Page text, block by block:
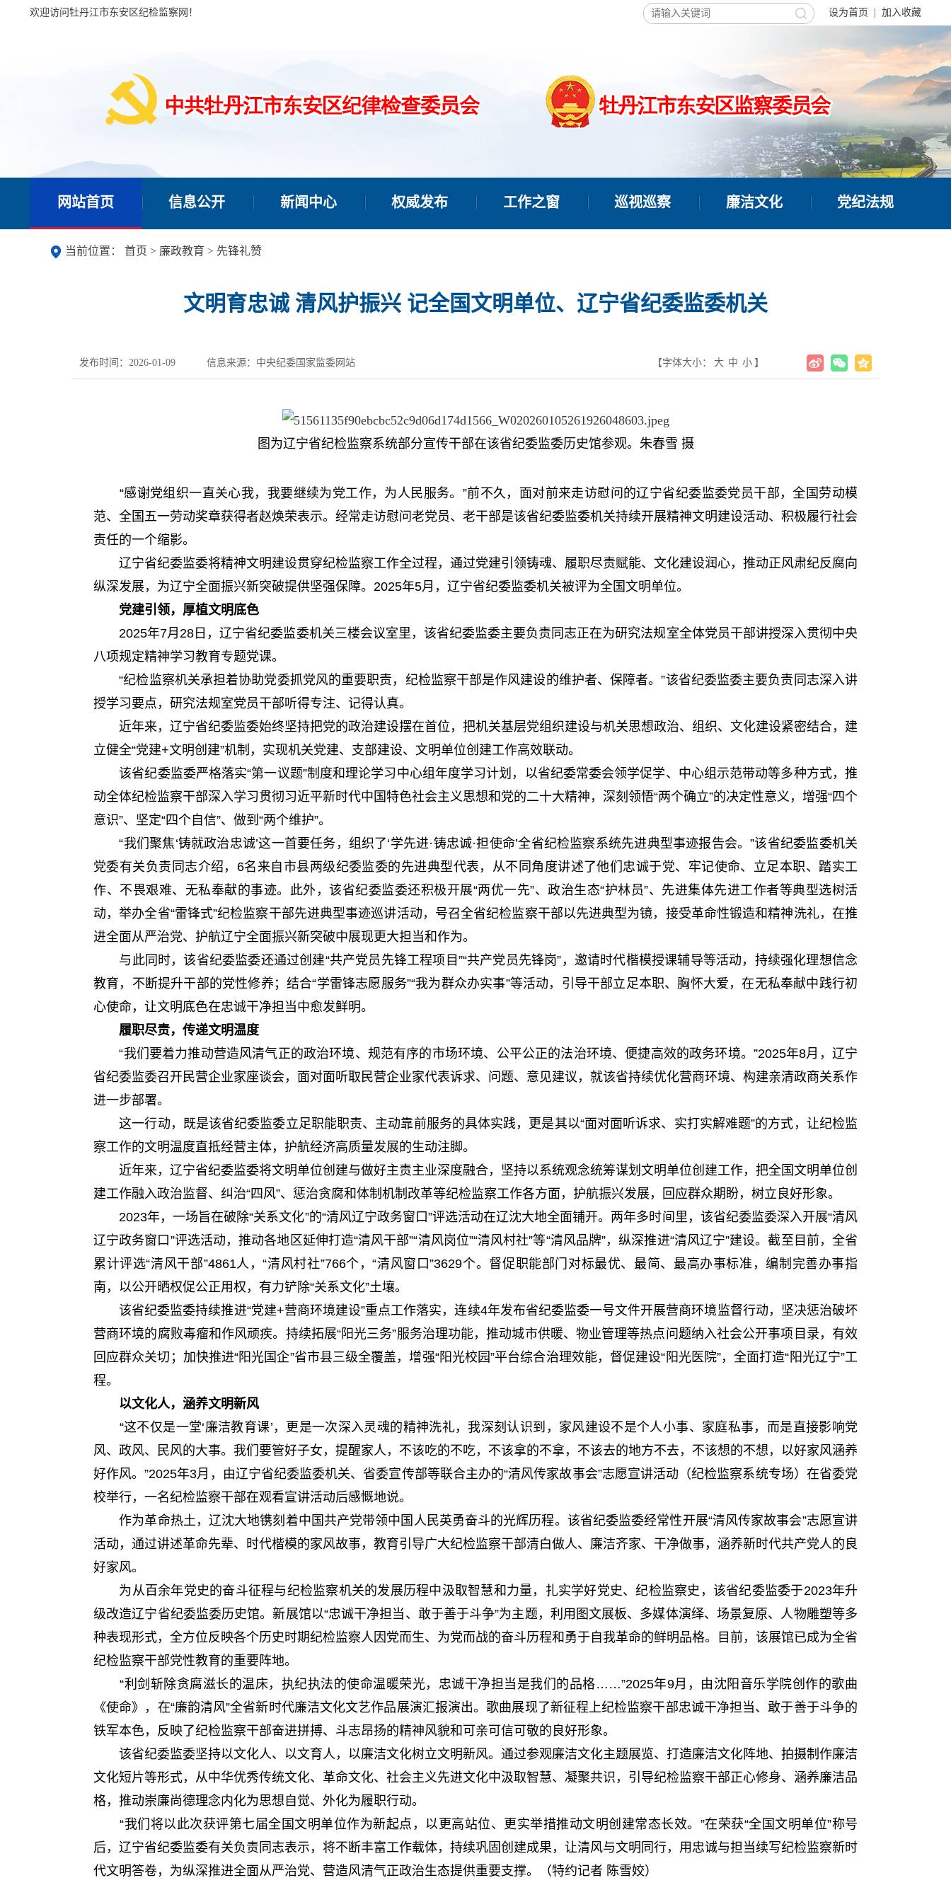
欢迎访问牡丹江市东安区纪检监察网！ 设为首页 加入收藏
网站首页 信息公开 新闻中心 权威发布 工作之窗 巡视巡察 廉洁文化 党纪法规
当前位置： 首页 > 廉政教育 > 先锋礼赞
文明育忠诚 清风护振兴 记全国文明单位、辽宁省纪委监委机关
发布时间：2026-01-09 信息来源：中央纪委国家监委网站 【字体大小： 大 中 小 】
图为辽宁省纪检监察系统部分宣传干部在该省纪委监委历史馆参观。朱春雪 摄
“感谢党组织一直关心我，我要继续为党工作，为人民服务。”前不久，面对前来走访慰问的辽宁省纪委监委党员干部，全国劳动模
范、全国五一劳动奖章获得者赵焕荣表示。经常走访慰问老党员、老干部是该省纪委监委机关持续开展精神文明建设活动、积极履行社会
责任的一个缩影。
辽宁省纪委监委将精神文明建设贯穿纪检监察工作全过程，通过党建引领铸魂、履职尽责赋能、文化建设润心，推动正风肃纪反腐向
纵深发展，为辽宁全面振兴新突破提供坚强保障。2025年5月，辽宁省纪委监委机关被评为全国文明单位。
党建引领，厚植文明底色
2025年7月28日，辽宁省纪委监委机关三楼会议室里，该省纪委监委主要负责同志正在为研究法规室全体党员干部讲授深入贯彻中央
八项规定精神学习教育专题党课。
“纪检监察机关承担着协助党委抓党风的重要职责，纪检监察干部是作风建设的维护者、保障者。”该省纪委监委主要负责同志深入讲
授学习要点，研究法规室党员干部听得专注、记得认真。
近年来，辽宁省纪委监委始终坚持把党的政治建设摆在首位，把机关基层党组织建设与机关思想政治、组织、文化建设紧密结合，建
立健全“党建+文明创建”机制，实现机关党建、支部建设、文明单位创建工作高效联动。
该省纪委监委严格落实“第一议题”制度和理论学习中心组年度学习计划，以省纪委常委会领学促学、中心组示范带动等多种方式，推
动全体纪检监察干部深入学习贯彻习近平新时代中国特色社会主义思想和党的二十大精神，深刻领悟“两个确立”的决定性意义，增强“四个
意识”、坚定“四个自信”、做到“两个维护”。
“我们聚焦‘铸就政治忠诚’这一首要任务，组织了‘学先进·铸忠诚·担使命’全省纪检监察系统先进典型事迹报告会。”该省纪委监委机关
党委有关负责同志介绍，6名来自市县两级纪委监委的先进典型代表，从不同角度讲述了他们忠诚于党、牢记使命、立足本职、踏实工
作、不畏艰难、无私奉献的事迹。此外，该省纪委监委还积极开展“两优一先”、政治生态“护林员”、先进集体先进工作者等典型选树活
动，举办全省“雷锋式”纪检监察干部先进典型事迹巡讲活动，号召全省纪检监察干部以先进典型为镜，接受革命性锻造和精神洗礼，在推
进全面从严治党、护航辽宁全面振兴新突破中展现更大担当和作为。
与此同时，该省纪委监委还通过创建“共产党员先锋工程项目”“共产党员先锋岗”，邀请时代楷模授课辅导等活动，持续强化理想信念
教育，不断提升干部的党性修养；结合“学雷锋志愿服务”“我为群众办实事”等活动，引导干部立足本职、胸怀大爱，在无私奉献中践行初
心使命，让文明底色在忠诚干净担当中愈发鲜明。
履职尽责，传递文明温度
“我们要着力推动营造风清气正的政治环境、规范有序的市场环境、公平公正的法治环境、便捷高效的政务环境。”2025年8月，辽宁
省纪委监委召开民营企业家座谈会，面对面听取民营企业家代表诉求、问题、意见建议，就该省持续优化营商环境、构建亲清政商关系作
进一步部署。
这一行动，既是该省纪委监委立足职能职责、主动靠前服务的具体实践，更是其以“面对面听诉求、实打实解难题”的方式，让纪检监
察工作的文明温度直抵经营主体，护航经济高质量发展的生动注脚。
近年来，辽宁省纪委监委将文明单位创建与做好主责主业深度融合，坚持以系统观念统筹谋划文明单位创建工作，把全国文明单位创
建工作融入政治监督、纠治“四风”、惩治贪腐和体制机制改革等纪检监察工作各方面，护航振兴发展，回应群众期盼，树立良好形象。
2023年，一场旨在破除“关系文化”的“清风辽宁政务窗口”评选活动在辽沈大地全面铺开。两年多时间里，该省纪委监委深入开展“清风
辽宁政务窗口”评选活动，推动各地区延伸打造“清风干部”“清风岗位”“清风村社”等“清风品牌”，纵深推进“清风辽宁”建设。截至目前，全省
累计评选“清风干部”4861人，“清风村社”766个，“清风窗口”3629个。督促职能部门对标最优、最简、最高办事标准，编制完善办事指
南，以公开晒权促公正用权，有力铲除“关系文化”土壤。
该省纪委监委持续推进“党建+营商环境建设”重点工作落实，连续4年发布省纪委监委一号文件开展营商环境监督行动，坚决惩治破坏
营商环境的腐败毒瘤和作风顽疾。持续拓展“阳光三务”服务治理功能，推动城市供暖、物业管理等热点问题纳入社会公开事项目录，有效
回应群众关切；加快推进“阳光国企”省市县三级全覆盖，增强“阳光校园”平台综合治理效能，督促建设“阳光医院”，全面打造“阳光辽宁”工
程。
以文化人，涵养文明新风
“这不仅是一堂‘廉洁教育课’，更是一次深入灵魂的精神洗礼，我深刻认识到，家风建设不是个人小事、家庭私事，而是直接影响党
风、政风、民风的大事。我们要管好子女，提醒家人，不该吃的不吃，不该拿的不拿，不该去的地方不去，不该想的不想，以好家风涵养
好作风。”2025年3月，由辽宁省纪委监委机关、省委宣传部等联合主办的“清风传家故事会”志愿宣讲活动（纪检监察系统专场）在省委党
校举行，一名纪检监察干部在观看宣讲活动后感慨地说。
作为革命热土，辽沈大地镌刻着中国共产党带领中国人民英勇奋斗的光辉历程。该省纪委监委经常性开展“清风传家故事会”志愿宣讲
活动，通过讲述革命先辈、时代楷模的家风故事，教育引导广大纪检监察干部清白做人、廉洁齐家、干净做事，涵养新时代共产党人的良
好家风。
为从百余年党史的奋斗征程与纪检监察机关的发展历程中汲取智慧和力量，扎实学好党史、纪检监察史，该省纪委监委于2023年升
级改造辽宁省纪委监委历史馆。新展馆以“忠诚干净担当、敢于善于斗争”为主题，利用图文展板、多媒体演绎、场景复原、人物雕塑等多
种表现形式，全方位反映各个历史时期纪检监察人因党而生、为党而战的奋斗历程和勇于自我革命的鲜明品格。目前，该展馆已成为全省
纪检监察干部党性教育的重要阵地。
“利剑斩除贪腐滋长的温床，执纪执法的使命温暖荣光，忠诚干净担当是我们的品格……”2025年9月，由沈阳音乐学院创作的歌曲
《使命》，在“廉韵清风”全省新时代廉洁文化文艺作品展演汇报演出。歌曲展现了新征程上纪检监察干部忠诚干净担当、敢于善于斗争的
铁军本色，反映了纪检监察干部奋进拼搏、斗志昂扬的精神风貌和可亲可信可敬的良好形象。
该省纪委监委坚持以文化人、以文育人，以廉洁文化树立文明新风。通过参观廉洁文化主题展览、打造廉洁文化阵地、拍摄制作廉洁
文化短片等形式，从中华优秀传统文化、革命文化、社会主义先进文化中汲取智慧、凝聚共识，引导纪检监察干部正心修身、涵养廉洁品
格，推动崇廉尚德理念内化为思想自觉、外化为履职行动。
“我们将以此次获评第七届全国文明单位作为新起点，以更高站位、更实举措推动文明创建常态长效。”在荣获“全国文明单位”称号
后，辽宁省纪委监委有关负责同志表示，将不断丰富工作载体，持续巩固创建成果，让清风与文明同行，用忠诚与担当续写纪检监察新时
代文明答卷，为纵深推进全面从严治党、营造风清气正政治生态提供重要支撑。（特约记者 陈雪姣）